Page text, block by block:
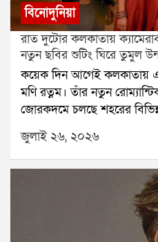
বিনোদুনিয়া
রাত দুটোর কলকাতায়
নতুন ছবির শুটিং ঘিরে তুমুল
কয়েক দিন আগেই কলকাতায়
মণি রত্নম। তাঁর নতুন
জোরকদমে চলছে শহরের
হাওড়া ব্রিজে ছবির একটি
সেতুপতি ও সাই পল্লবী। রাত
জন পথচারী তাঁদের দেখে
কলকাতায় পৌঁছেছিলেন বিজয়
শহরে আসেন সাই পল্লবী।
রাজবাড়িতে শুরু হয় ছবির
কাজ করার পর শনিবার গভীর
জুলাই ২৬, ২০২৬